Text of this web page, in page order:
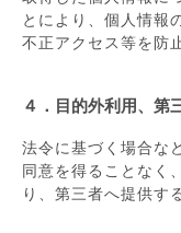
とにより、個人情報
不正アクセス等を防
４．目的外利用、第
法令に基づく場合な
同意を得ることなく
り、第三者へ提供す